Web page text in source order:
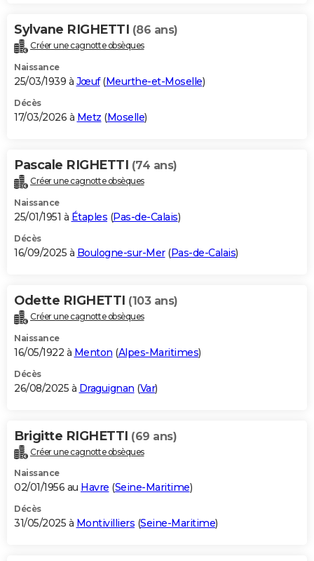
Carte de Noël
Carte Bonne année
Carte Saint-Valentin
Carte Pâques
Carte d'anniversaire
DICTIONNAIRE
Dictionnaire
Biographies
Citations
Expressions
Proverbes
PROGRAMME TV
S'inscrire
Se connecter
Lycées
Collèges
Primaires
Universités
Entreprises
Service militaire
Avis de recherche
AVIS DE DÉCÈS
Bricolage
Lifestyle
Culture
Sport
Auto
Television
Voyage
Cinema
Sylvane RIGHETTI (86 ans)
Créer une cagnotte obsèques
Naissance
25/03/1939 à Jœuf(Meurthe-et-Moselle)
Décès
17/03/2026 à Metz (Moselle)
Pascale RIGHETTI (74 ans)
Créer une cagnotte obsèques
Naissance
25/01/1951 à Étaples (Pas-de-Calais)
Décès
16/09/2025 à Boulogne-sur-Mer(Pas-de-Calais)
Odette RIGHETTI (103 ans)
Créer une cagnotte obsèques
Naissance
16/05/1922 à Menton (Alpes-Maritimes)
Décès
26/08/2025 à Draguignan (Var)
Brigitte RIGHETTI (69 ans)
Créer une cagnotte obsèques
Naissance
02/01/1956 au Havre (Seine-Maritime)
Décès
31/05/2025 à Montivilliers (Seine-Maritime)